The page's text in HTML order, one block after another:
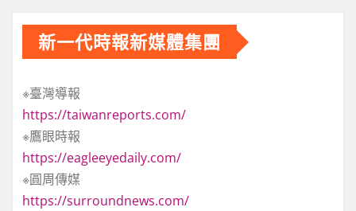
新一代時報新媒體集團
※臺灣導報
https://taiwanreports.com/
※鷹眼時報
https://eagleeyedaily.com/
※圓周傳媒
https://surroundnews.com/